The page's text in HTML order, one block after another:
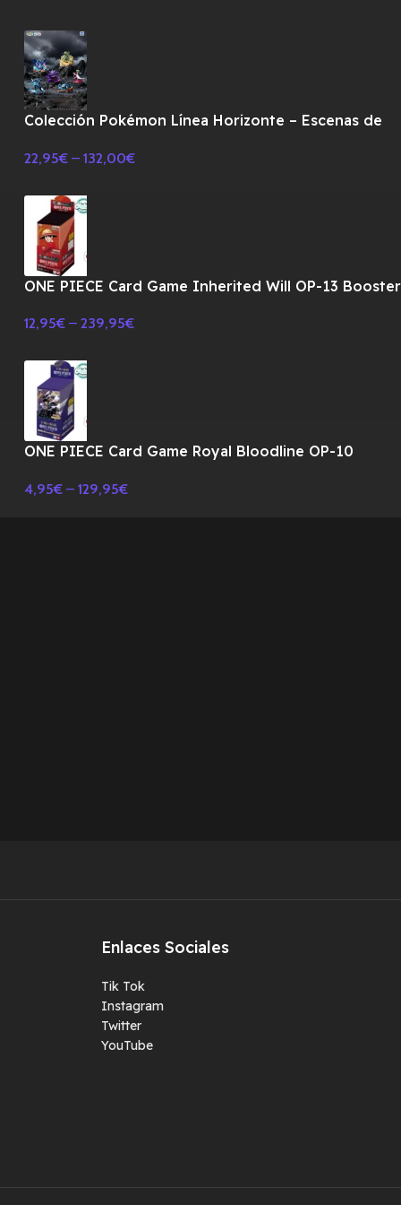
Colección Pokémon Línea Horizonte – Escenas de
22,95€ – 132,00€
ONE PIECE Card Game Inherited Will OP-13 Booster
12,95€ – 239,95€
ONE PIECE Card Game Royal Bloodline OP-10
4,95€ – 129,95€
Enlaces Sociales
Tik Tok
Instagram
Twitter
YouTube